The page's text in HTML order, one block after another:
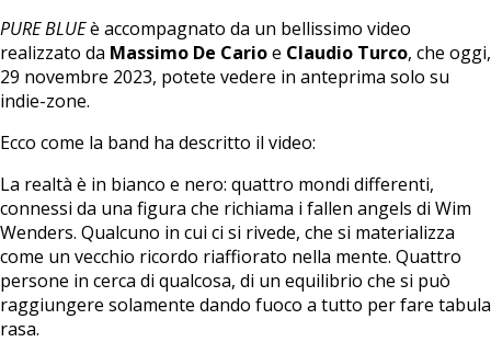
PURE BLUEè accompagnato da un bellissimo video
realizzato da Massimo De Carioe Claudio Turco, che oggi,
29 novembre 2023, potete vedere in anteprima solo su
indie-zone.
Ecco come la band ha descritto il video:
La realtà è in bianco e nero: quattro mondi differenti,
connessi da una figura che richiama i fallen angels di Wim
Wenders. Qualcuno in cui ci si rivede, che si materializza
come un vecchio ricordo riaffiorato nella mente. Quattro
persone in cerca di qualcosa, di un equilibrio che si può
raggiungere solamente dando fuoco a tutto per fare tabula
rasa.